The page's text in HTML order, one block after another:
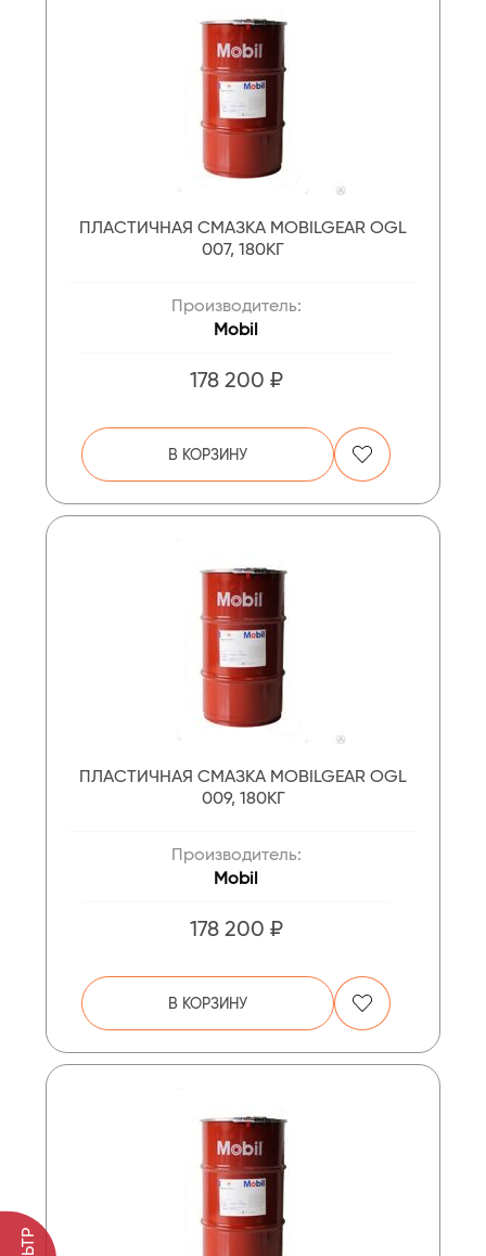
ПЛАСТИЧНАЯ СМАЗКА MOBILGEAR OGL
007, 180КГ
Производитель:
Mobil
178 200 ₽
В КОРЗИНУ
ПЛАСТИЧНАЯ СМАЗКА MOBILGEAR OGL
009, 180КГ
Производитель:
Mobil
178 200 ₽
В КОРЗИНУ